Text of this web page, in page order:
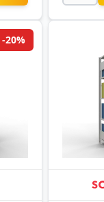
-20%